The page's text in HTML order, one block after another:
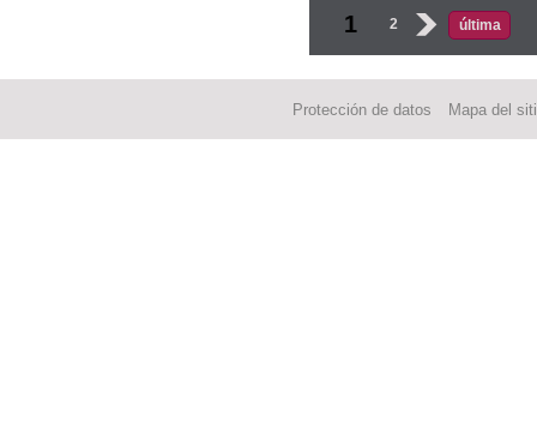
Páginas
1 2 › última
Protección de datos Mapa del